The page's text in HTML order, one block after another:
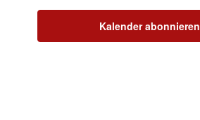
Kalender abonnieren